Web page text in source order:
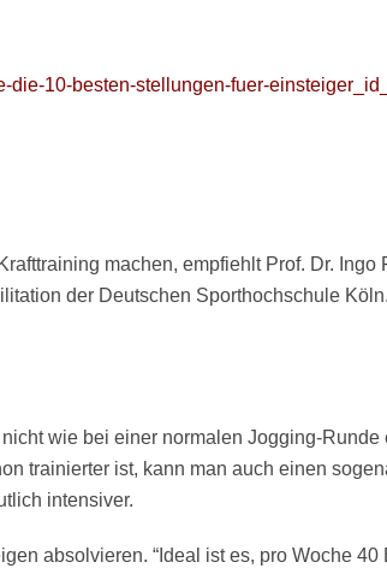
10-besten-stellungen-fuer-
machen, empfiehlt Prof. Dr. Ingo
der Deutschen Sporthochschule
wie bei einer normalen Jogging-
trainierter ist, kann man auch einen
intensiver.
absolvieren. “Ideal ist es, pro Woche 40